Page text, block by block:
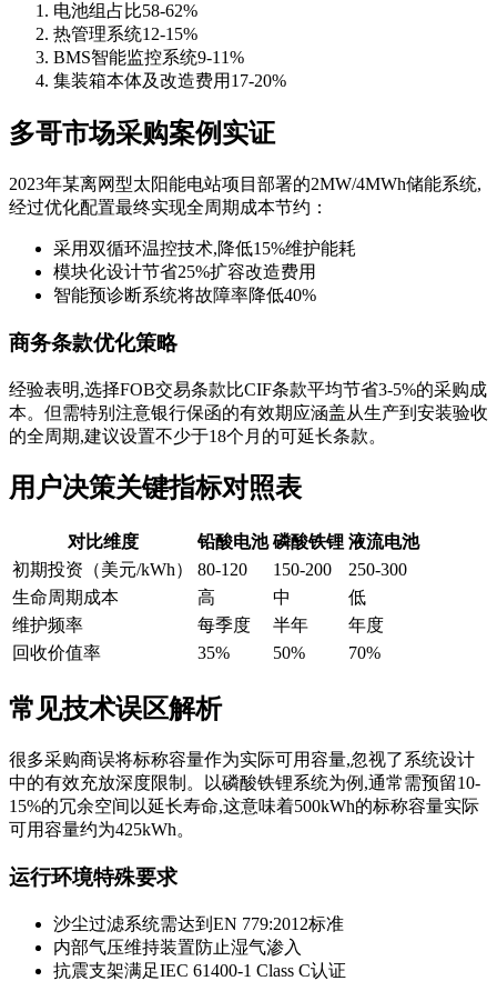
电池组占比58-62%
热管理系统12-15%
BMS智能监控系统9-11%
集装箱本体及改造费用17-20%
多哥市场采购案例实证
2023年某离网型太阳能电站项目部署的2MW/4MWh储能系统,
经过优化配置最终实现全周期成本节约：
采用双循环温控技术,降低15%维护能耗
模块化设计节省25%扩容改造费用
智能预诊断系统将故障率降低40%
商务条款优化策略
经验表明,选择FOB交易条款比CIF条款平均节省3-5%的采购成
本。但需特别注意银行保函的有效期应涵盖从生产到安装验收
的全周期,建议设置不少于18个月的可延长条款。
用户决策关键指标对照表
对比维度 铅酸电池 磷酸铁锂 液流电池
初期投资（美元/kWh）
80-120 150-200
250-300
生命周期成本
高 中
低
维护频率
每季度 半年
年度
回收价值率
35% 50% 70%
常见技术误区解析
很多采购商误将标称容量作为实际可用容量,忽视了系统设计
中的有效充放深度限制。以磷酸铁锂系统为例,通常需预留10-
15%的冗余空间以延长寿命,这意味着500kWh的标称容量实际
可用容量约为425kWh。
运行环境特殊要求
沙尘过滤系统需达到EN 779:2012标准
内部气压维持装置防止湿气渗入
抗震支架满足IEC 61400-1 Class C认证